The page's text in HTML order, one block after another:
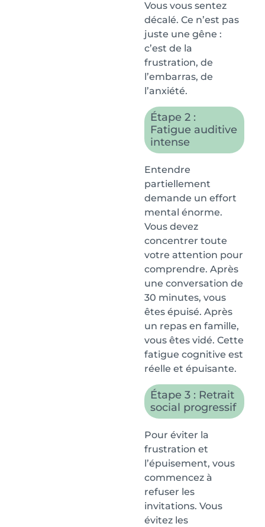
Vous vous sentez
décalé. Ce n’est pas
juste une gêne :
c’est de la
frustration, de
l’embarras, de
l’anxiété.
Étape 2 :
Fatigue auditive
intense
Entendre
partiellement
demande un effort
mental énorme.
Vous devez
concentrer toute
votre attention pour
comprendre. Après
une conversation de
30 minutes, vous
êtes épuisé. Après
un repas en famille,
vous êtes vidé. Cette
fatigue cognitive est
réelle et épuisante.
Étape 3 : Retrait
social progressif
Pour éviter la
frustration et
l’épuisement, vous
commencez à
refuser les
invitations. Vous
évitez les